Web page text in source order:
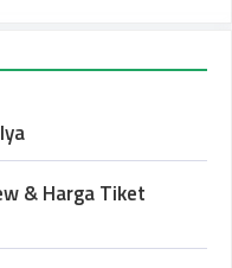
& Harga Tiket